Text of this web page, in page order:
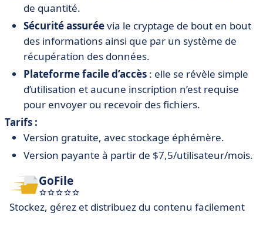
de quantité.
Sécurité assuréevia le cryptage de bout en bout
des informations ainsi que par un système de
récupération des données.
Plateforme facile d’accès : elle se révèle simple
d’utilisation et aucune inscription n’est requise
pour envoyer ou recevoir des fichiers.
Tarifs :
Version gratuite, avec stockage éphémère.
Version payante à partir de $7,5/utilisateur/mois.
GoFile
Stockez, gérez et distribuez du contenu facilement